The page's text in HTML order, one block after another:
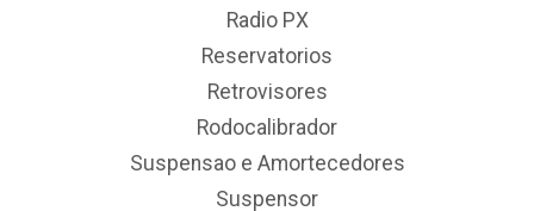
Radio PX
Reservatorios
Retrovisores
Rodocalibrador
Suspensao e Amortecedores
Suspensor